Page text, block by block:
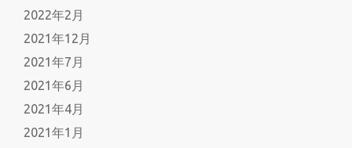
2022年2月
2021年12月
2021年7月
2021年6月
2021年4月
2021年1月